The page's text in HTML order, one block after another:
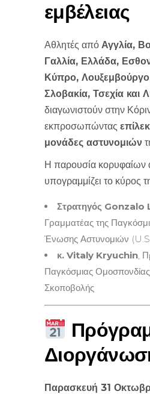
εμβέλειας
Αθλητές από Αγγλία,
Γαλλία, Ελλάδα,
Κύπρο,
Σλοβακία, Τσεχία και
διαγωνιστούν στην
εκπροσωπώντας
μονάδες αστυνομιών
Η παρουσία κορυφαίων
υπογραμμίζει το κύρος
Στρατηγός
Γραμματέας της
Ένωσης Αστυνομιών
κ. Vitaly Kryuchin ,
Παγκόσμιας
Σκοποβολής
Παρασκευή 31